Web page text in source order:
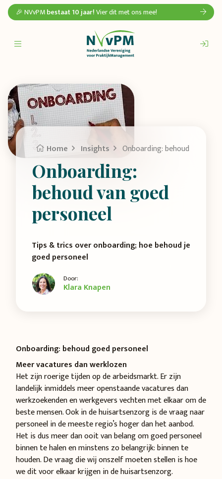
🎉 NVvPMbestaat 10 jaar!Vier dit met ons mee!
Home Insights Onboarding: behoud van
Onboarding:
behoud van goed
personeel
Tips & trics over onboarding; hoe behoud je
goed personeel
Door:
Klara Knapen
Onboarding: behoud goed personeel
Meer vacatures dan werklozen
Het zijn roerige tijden op de arbeidsmarkt. Er zijn
landelijk inmiddels meer openstaande vacatures dan
werkzoekenden en werkgevers vechten met elkaar om de
beste mensen. Ook in de huisartsenzorg is de vraag naar
personeel in de meeste regio’s hoger dan het aanbod.
Het is dus meer dan ooit van belang om goed personeel
binnen te halen en minstens zo belangrijk: binnen te
houden. De vraag die wij onszelf moeten stellen is hoe
we dit voor elkaar krijgen in de huisartsenzorg.